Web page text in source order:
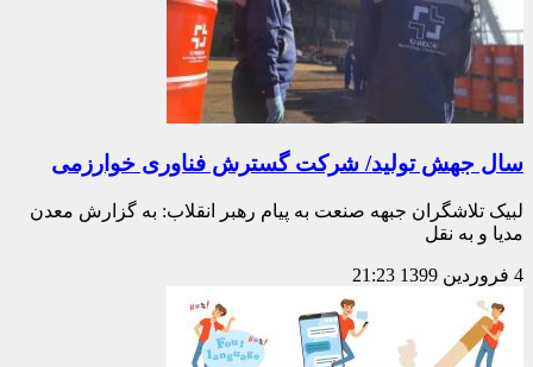
سال جهش تولید/ شرکت گسترش فناوری خوارزمی
لبیک تلاشگران جبهه صنعت به پیام رهبر انقلاب: به گزارش معدن
مدیا و به نقل
4 فروردین 1399 21:23